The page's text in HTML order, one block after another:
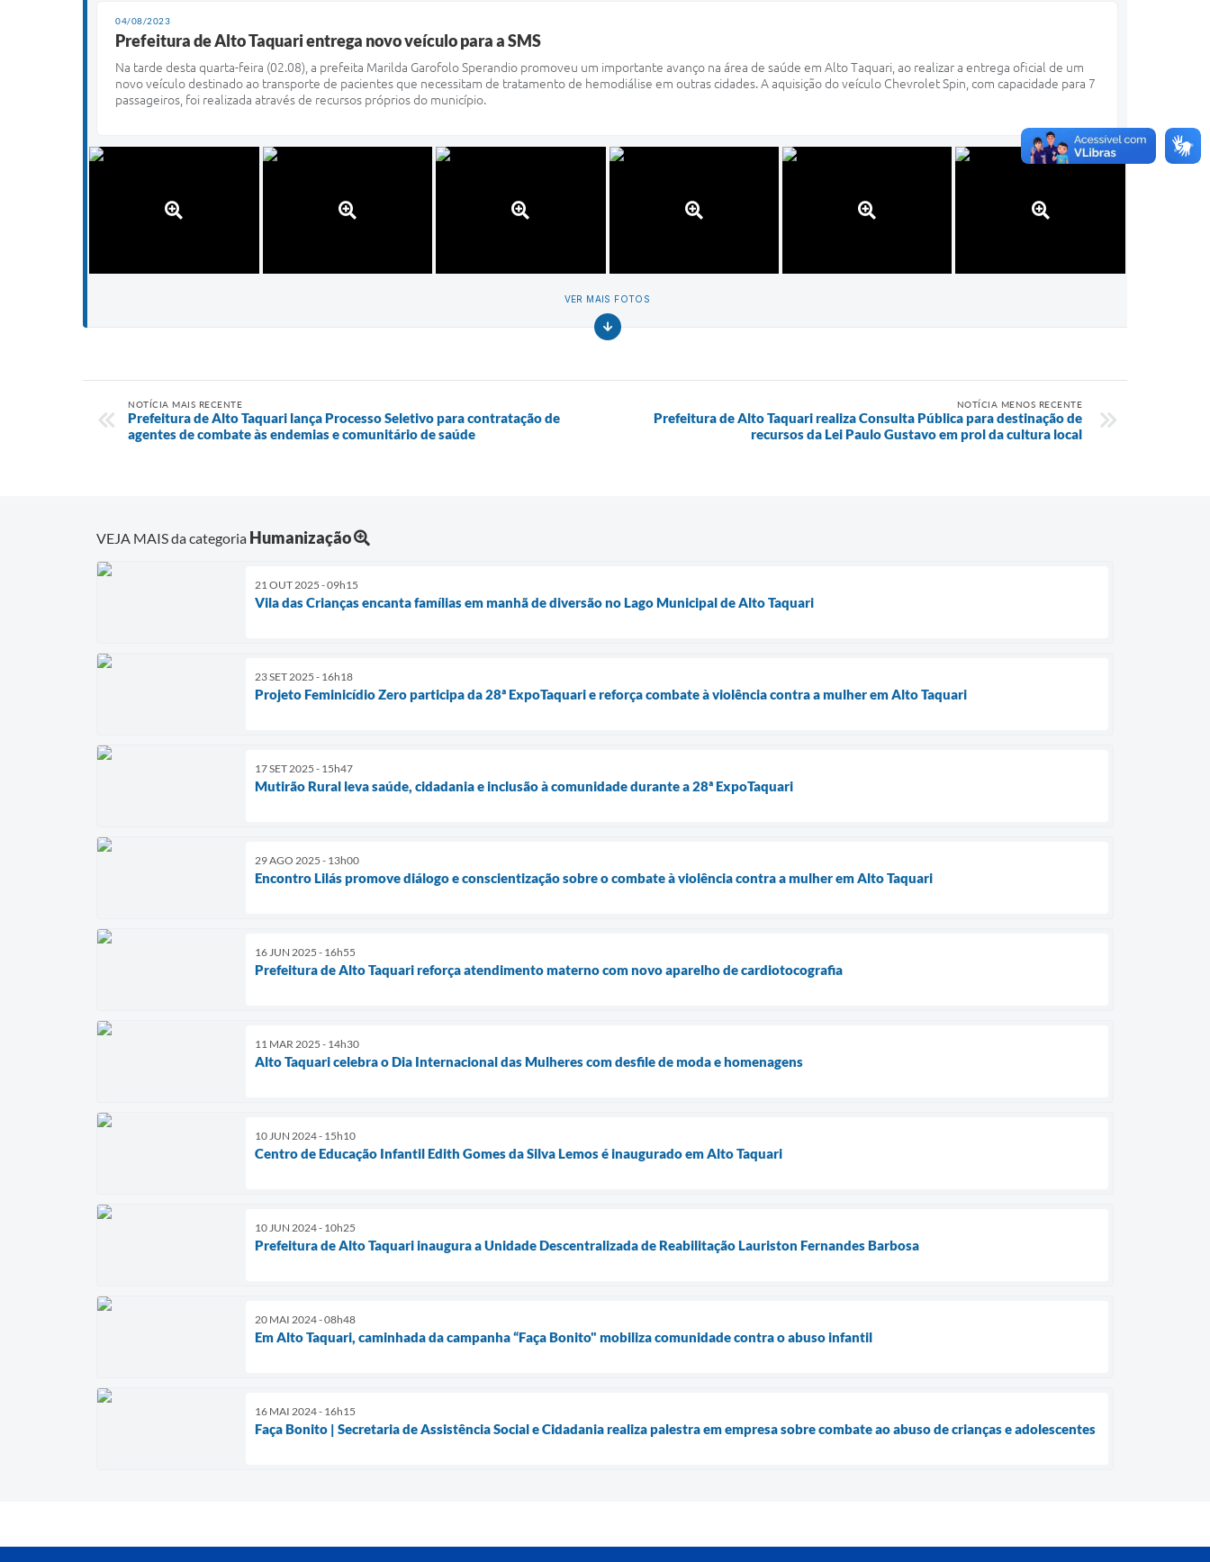
04/08/2023
Prefeitura de Alto Taquari entrega novo veículo para a SMS
Na tarde desta quarta-feira (02.08), a prefeita Marilda Garofolo Sperandio promoveu um importante avanço na área de saúde em Alto Taquari, ao realizar a entrega oficial de um
novo veículo destinado ao transporte de pacientes que necessitam de tratamento de hemodiálise em outras cidades. A aquisição do veículo Chevrolet Spin, com capacidade para 7
passageiros, foi realizada através de recursos próprios do município.
VER MAIS FOTOS
NOTÍCIA MAIS RECENTE
Prefeitura de Alto Taquari lança Processo Seletivo para contratação de
agentes de combate às endemias e comunitário de saúde
NOTÍCIA MENOS RECENTE
Prefeitura de Alto Taquari realiza Consulta Pública para destinação de
recursos da Lei Paulo Gustavo em prol da cultura local
VEJA MAIS da categoria Humanização
21 OUT 2025 - 09h15
Vila das Crianças encanta famílias em manhã de diversão no Lago Municipal de Alto Taquari
23 SET 2025 - 16h18
Projeto Feminicídio Zero participa da 28ª ExpoTaquari e reforça combate à violência contra a mulher em Alto Taquari
17 SET 2025 - 15h47
Mutirão Rural leva saúde, cidadania e inclusão à comunidade durante a 28ª ExpoTaquari
29 AGO 2025 - 13h00
Encontro Lilás promove diálogo e conscientização sobre o combate à violência contra a mulher em Alto Taquari
16 JUN 2025 - 16h55
Prefeitura de Alto Taquari reforça atendimento materno com novo aparelho de cardiotocografia
11 MAR 2025 - 14h30
Alto Taquari celebra o Dia Internacional das Mulheres com desfile de moda e homenagens
10 JUN 2024 - 15h10
Centro de Educação Infantil Edith Gomes da Silva Lemos é inaugurado em Alto Taquari
10 JUN 2024 - 10h25
Prefeitura de Alto Taquari inaugura a Unidade Descentralizada de Reabilitação Lauriston Fernandes Barbosa
20 MAI 2024 - 08h48
Em Alto Taquari, caminhada da campanha “Faça Bonito" mobiliza comunidade contra o abuso infantil
16 MAI 2024 - 16h15
Faça Bonito | Secretaria de Assistência Social e Cidadania realiza palestra em empresa sobre combate ao abuso de crianças e adolescentes